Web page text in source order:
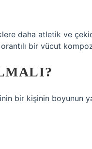
daha atletik ve
bir vücut
bir kişinin boyunun